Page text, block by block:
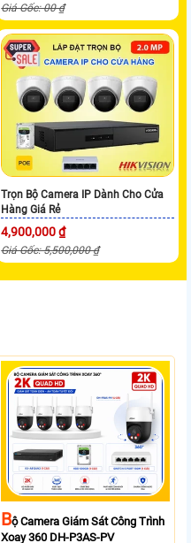
Giá Gốc: 00 ₫
Trọn Bộ Camera IP Dành Cho Cửa
Hàng Giá Rẻ
4,900,000 ₫
Giá Gốc: 5,500,000 ₫
BỘ Camera Giám Sát Công Trình
Xoay 360 DH-P3AS-PV